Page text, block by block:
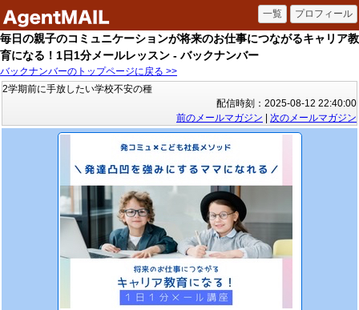
毎日の親子のコミュニケーションが将来のお仕事につながるキャリア教
育になる！1日1分メールレッスン - バックナンバー
バックナンバーのトップページに戻る >>
2学期前に手放したい学校不安の種
配信時刻：2025-08-12 22:40:00
前のメールマガジン
次のメールマガジン